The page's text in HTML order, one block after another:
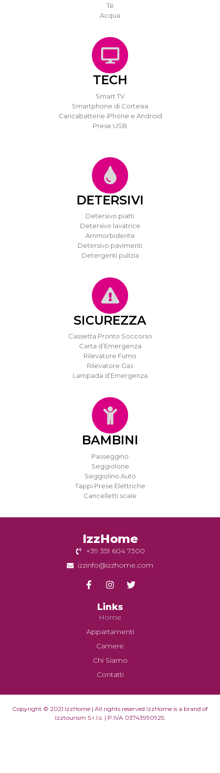
Té
Acqua
TECH
Smart TV
Smartphone di Cortesia
Caricabatterie iPhone e Android
Prese USB
DETERSIVI
Detersivo piatti
Detersivo lavatrice
Ammorbidente
Detersivo pavimenti
Detergenti pulizia
SICUREZZA
Cassetta Pronto Soccorso
Carta d’Emergenza
Rilevatore Fumo
Rilevatore Gas
Lampada d’Emergenza
BAMBINI
Passeggino
Seggiolone
Seggiolino Auto
Tappi Prese Elettriche
Cancelletti scale
IzzHome
+39 351 604 7300
izzinfo@izzhome.com
Links
Home
Appartamenti
Camere
Chi Siamo
Contatti
Copyright © 2021 IzzHome | All rights reserved IzzHome is a brand of
Izztourism S.r.l.s. | P.IVA 03743990925.